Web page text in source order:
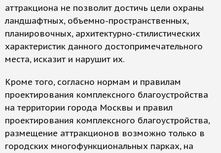
аттракциона не позволит достичь цели охраны
ландшафтных, объемно-пространственных,
планировочных, архитектурно-стилистических
характеристик данного достопримечательного
места, исказит и нарушит их.
Кроме того, согласно нормам и правилам
проектирования комплексного благоустройства
на территории города Москвы и правил
проектирования комплексного благоустройства,
размещение аттракционов возможно только в
городских многофункциональных парках, на